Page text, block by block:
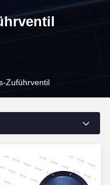
Zuführventil